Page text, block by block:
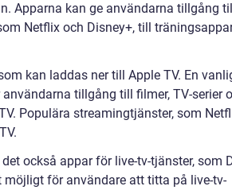
Apparna kan ge användarna tillgång
Netflix och Disney+, till
kan laddas ner till Apple TV. En
tillgång till filmer, TV-serier
Populära streamingtjänster, som
också appar för live-tv-tjänster, som
möjligt för användare att titta på live-tv-